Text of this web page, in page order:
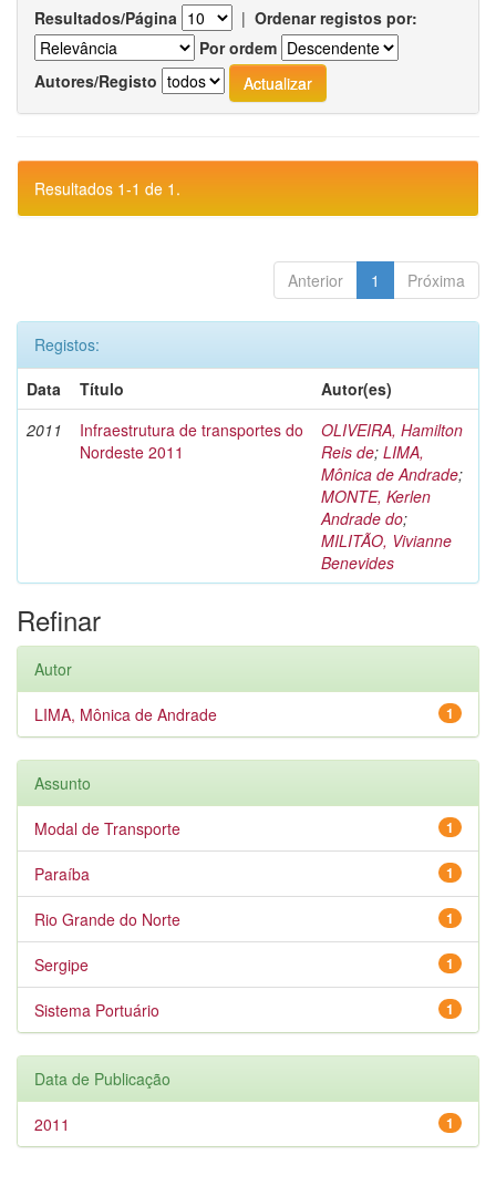
Resultados/Página | Ordenar registos por:
Por ordem
Autores/Registo
Resultados 1-1 de 1.
Anterior 1 Próxima
Registos:
Data
Título
Autor(es)
2011
Infraestrutura de transportes do
Nordeste 2011
OLIVEIRA, Hamilton
Reis de; LIMA,
Mônica de Andrade;
MONTE, Kerlen
Andrade do;
MILITÃO, Vivianne
Benevides
Refinar
Autor
1
LIMA, Mônica de Andrade
Assunto
1
Modal de Transporte
1
Paraíba
1
Rio Grande do Norte
1
Sergipe
1
Sistema Portuário
Data de Publicação
1
2011